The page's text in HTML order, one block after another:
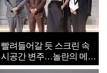
빨려들어갈 듯 스크린 속
시공간 변주…놀란의 메시
지는 ‘전쟁 속죄’